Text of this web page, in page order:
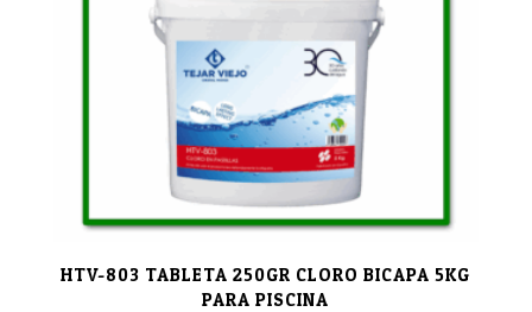
HTV-803 TABLETA 250GR CLORO BICAPA 5KG
PARA PISCINA